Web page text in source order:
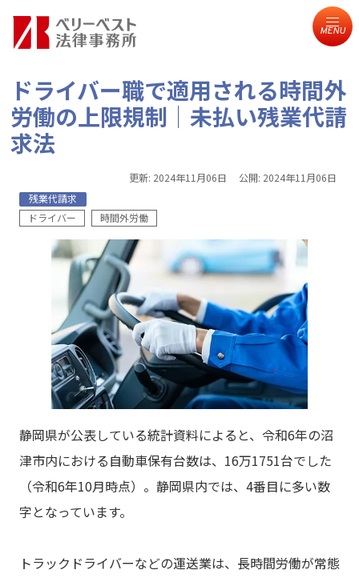
MENU
ドライバー職で適用される時間外
労働の上限規制｜未払い残業代請
求法
更新: 2024年11月06日 公開: 2024年11月06日
残業代請求
ドライバー
時間外労働
静岡県が公表している統計資料によると、令和6年の沼
津市内における自動車保有台数は、16万1751台でした
（令和6年10月時点）。静岡県内では、4番目に多い数
字となっています。
トラックドライバーなどの運送業は、長時間労働が常態